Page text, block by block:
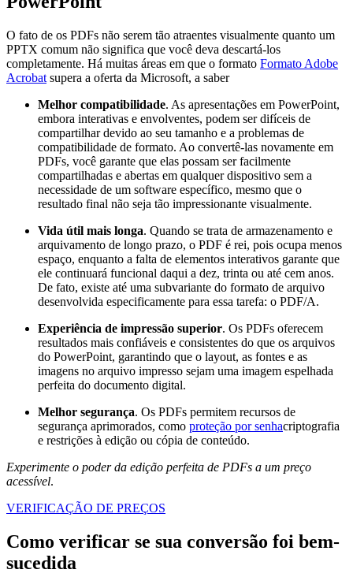
O fato de os PDFs não serem tão atraentes visualmente quanto um
PPTX comum não significa que você deva descartá-los
completamente. Há muitas áreas em que o formato Formato Adobe
Acrobat supera a oferta da Microsoft, a saber
Melhor compatibilidade. As apresentações em PowerPoint,
embora interativas e envolventes, podem ser difíceis de
compartilhar devido ao seu tamanho e a problemas de
compatibilidade de formato. Ao convertê-las novamente em
PDFs, você garante que elas possam ser facilmente
compartilhadas e abertas em qualquer dispositivo sem a
necessidade de um software específico, mesmo que o
resultado final não seja tão impressionante visualmente.
Vida útil mais longa. Quando se trata de armazenamento e
arquivamento de longo prazo, o PDF é rei, pois ocupa menos
espaço, enquanto a falta de elementos interativos garante que
ele continuará funcional daqui a dez, trinta ou até cem anos.
De fato, existe até uma subvariante do formato de arquivo
desenvolvida especificamente para essa tarefa: o PDF/A.
Experiência de impressão superior. Os PDFs oferecem
resultados mais confiáveis e consistentes do que os arquivos
do PowerPoint, garantindo que o layout, as fontes e as
imagens no arquivo impresso sejam uma imagem espelhada
perfeita do documento digital.
Melhor segurança. Os PDFs permitem recursos de
segurança aprimorados, como proteção por senhacriptografia
e restrições à edição ou cópia de conteúdo.
Experimente o poder da edição perfeita de PDFs a um preço
acessível.
VERIFICAÇÃO DE PREÇOS
Como verificar se sua conversão foi bem-
sucedida